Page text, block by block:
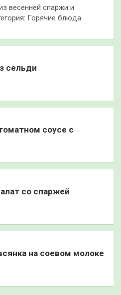
весенней спаржи и
Горячие блюда
сельди
соусе с
со спаржей
на соевом молоке